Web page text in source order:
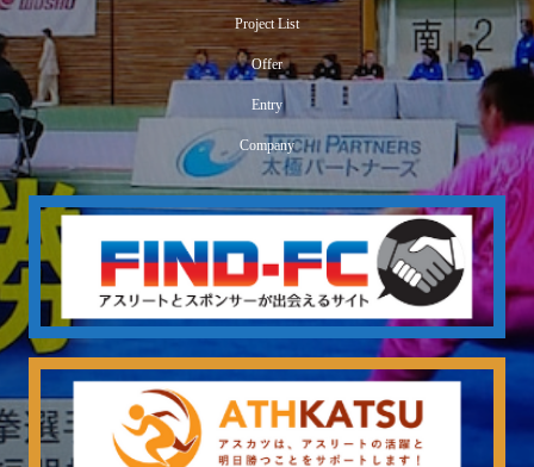
NHK総合テレビ『ニュースウォッチ9』にフェンシングの
木村毬乃選手・狩野愛巳選手が出演
Project List
Offer
Entry
Company